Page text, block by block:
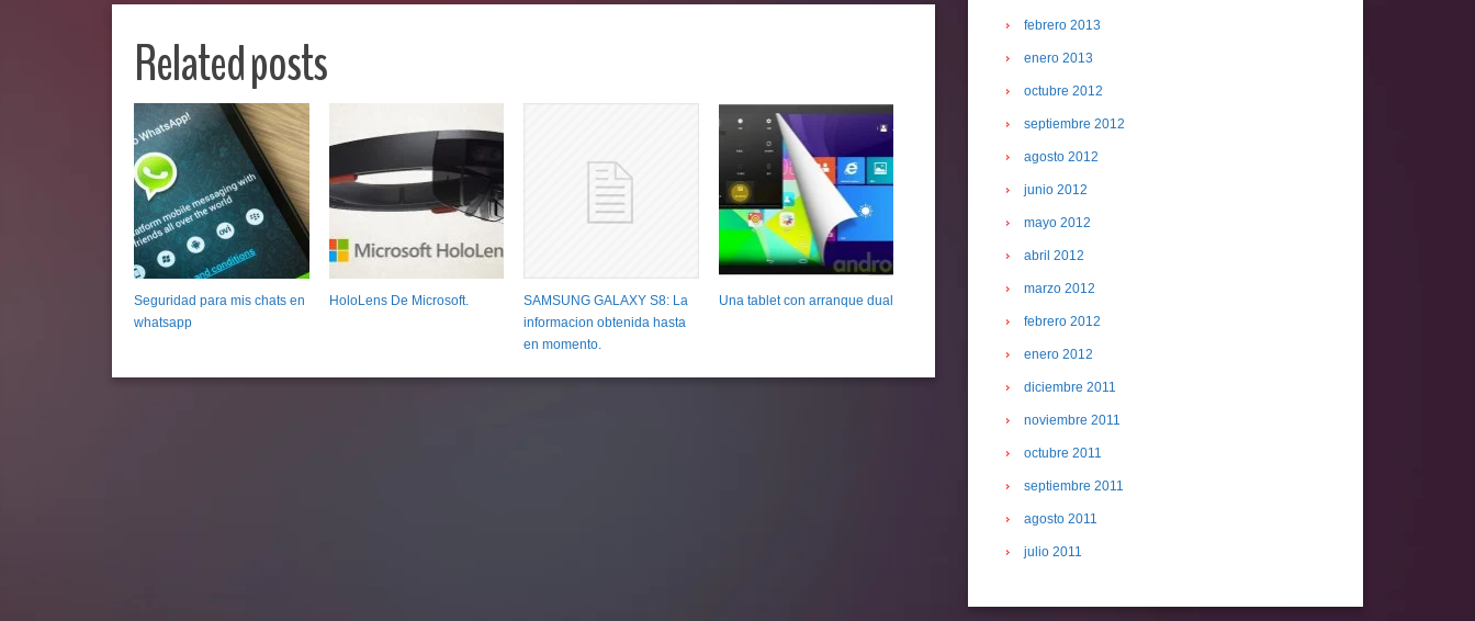
Related posts
Seguridad para mis chats en
whatsapp
HoloLens De Microsoft.
SAMSUNG GALAXY S8: La
informacion obtenida hasta
en momento.
Una tablet con arranque dual
febrero 2013
enero 2013
octubre 2012
septiembre 2012
agosto 2012
junio 2012
mayo 2012
abril 2012
marzo 2012
febrero 2012
enero 2012
diciembre 2011
noviembre 2011
octubre 2011
septiembre 2011
agosto 2011
julio 2011